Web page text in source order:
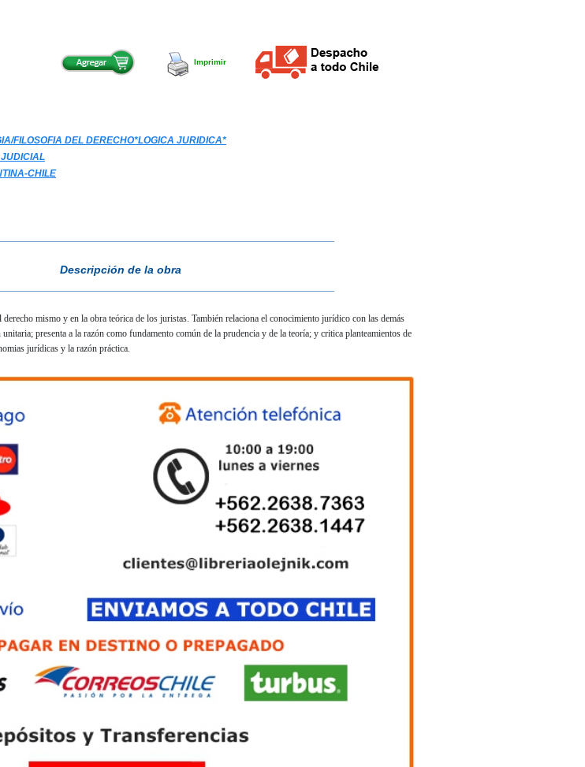
Imprimir
FILOSOFIA DEL DERECHO*LOGICA JURIDICA*
CHILE
Descripción de la obra
mismo y en la obra teórica de los juristas. También relaciona el conocimiento jurídico con las demás
presenta a la razón como fundamento común de la prudencia y de la teoría; y critica planteamientos de
jurídicas y la razón práctica.